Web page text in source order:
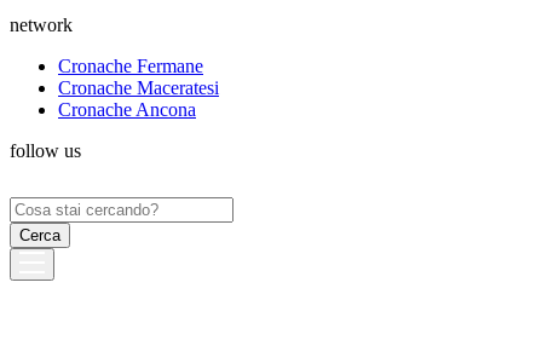
network
Cronache Fermane
Cronache Maceratesi
Cronache Ancona
follow us
Ricerca
per: